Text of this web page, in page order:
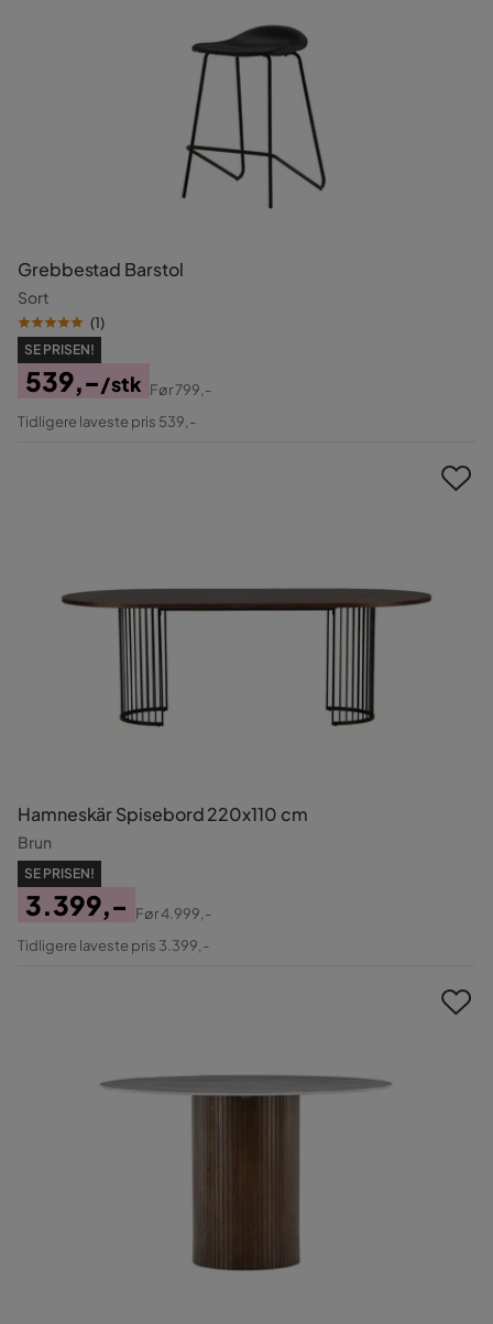
Grebbestad Barstol
Sort
(1)
SE PRISEN!
Pris
539,-/stk
Original
Før799,-
Tidligere laveste pris 539,-
Hamneskär Spisebord 220x110 cm
Brun
SE PRISEN!
Pris
3.399,-
Original
Før4.999,-
Tidligere laveste pris 3.399,-